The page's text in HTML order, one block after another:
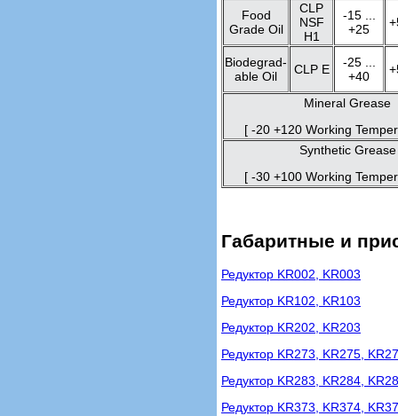
Food
Grade Oil
CLP
NSF
H1
-15 ...
+25
Biodegrad-
able Oil
CLP E
-25 ...
+40
Mineral Grease
[ -20 +120 Working
Synthetic Grease
[ -30 +100 Working
Габаритные и
Редуктор KR002, KR003
Редуктор KR102, KR103
Редуктор KR202, KR203
Редуктор KR273, KR275,
Редуктор KR283, KR284,
Редуктор KR373, KR374,